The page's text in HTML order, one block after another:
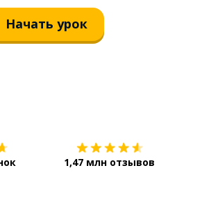
Начать урок
1,47 млн отзывов